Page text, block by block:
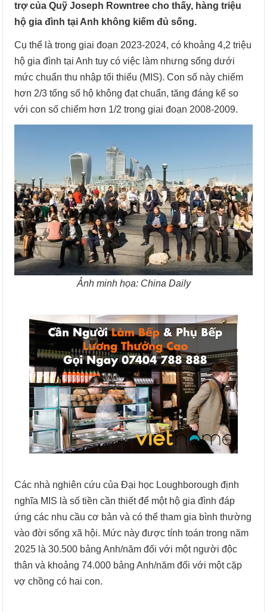
trợ của Quỹ Joseph Rowntree cho thấy, hàng triệu
hộ gia đình tại Anh không kiếm đủ sống.
Cụ thể là trong giai đoạn 2023-2024, có khoảng 4,2 triệu
hộ gia đình tại Anh tuy có việc làm nhưng sống dưới
mức chuẩn thu nhập tối thiểu (MIS). Con số này chiếm
hơn 2/3 tổng số hộ không đạt chuẩn, tăng đáng kể so
với con số chiếm hơn 1/2 trong giai đoạn 2008-2009.
Ảnh minh họa: China Daily
Các nhà nghiên cứu của Đại học Loughborough định
nghĩa MIS là số tiền cần thiết để một hộ gia đình đáp
ứng các nhu cầu cơ bản và có thể tham gia bình thường
vào đời sống xã hội. Mức này được tính toán trong năm
2025 là 30.500 bảng Anh/năm đối với một người độc
thân và khoảng 74.000 bảng Anh/năm đối với một cặp
vợ chồng có hai con.